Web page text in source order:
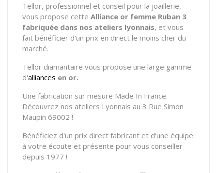
Tellor, professionnel et conseil pour la joaillerie,
vous propose cette Alliance or femme Ruban 3
fabriquée dans nos ateliers lyonnais, et vous
fait bénéficier d'un prix en direct le moins cher du
marché.
Tellor diamantaire vous propose une large gamme
d'alliances en or.
Une fabrication sur mesure Made In France.
Découvrez nos ateliers Lyonnais au 3 Rue Simon
Maupin 69002 !
Bénéficiez d'un prix direct fabricant et d'une équipe
à votre écoute et présente pour vous conseiller
depuis 1977 !